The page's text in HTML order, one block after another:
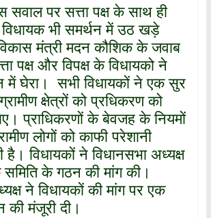
सवाल पर सत्ता पक्ष के साथ ही
विधायक भी समर्थन में उठ खड़े
मंत्री मदन कौशिक के जवाब
पक्ष और विपक्ष के विधायको ने
में घेरा। सभी विधायकों ने एक सुर
क्षेत्रों को प्रधिकरण को
प्राधिकरणों के बेवजह के नियमों
लोगों को काफी परेशानी
विधायकों ने विधानसभा अध्यक्ष
के गठन की मांग की।
ने विधायकों की मांग पर एक
मंजूरी दी।